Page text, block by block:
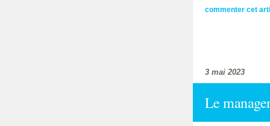
commenter cet
3 mai 2023
Le